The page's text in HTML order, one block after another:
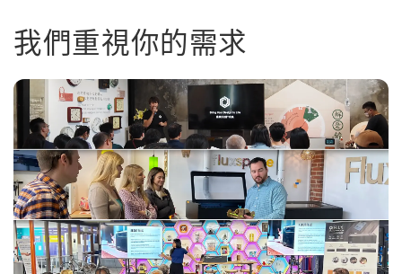
我們重視你的需求